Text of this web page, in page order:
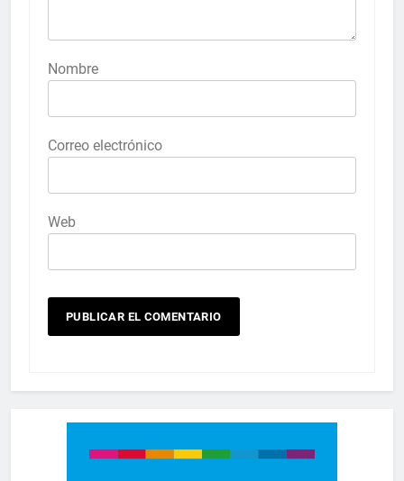
Nombre
Correo electrónico
Web